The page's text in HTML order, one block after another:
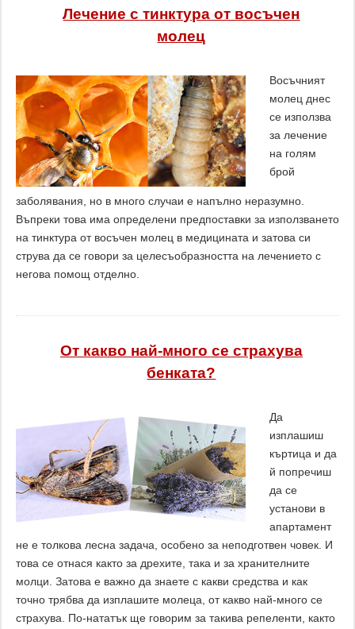
Лечение с тинктура от восъчен
молец
Восъчният
молец днес
се използва
за лечение
на голям
брой
заболявания, но в много случаи е напълно неразумно.
Въпреки това има определени предпоставки за използването
на тинктура от восъчен молец в медицината и затова си
струва да се говори за целесъобразността на лечението с
негова помощ отделно.
От какво най-много се страхува
бенката?
Да
изплашиш
къртица и да
й попречиш
да се
установи в
апартамент
не е толкова лесна задача, особено за неподготвен човек. И
това се отнася както за дрехите, така и за хранителните
молци. Затова е важно да знаете с какви средства и как
точно трябва да изплашите молеца, от какво най-много се
страхува. По-нататък ще говорим за такива репеленти, както